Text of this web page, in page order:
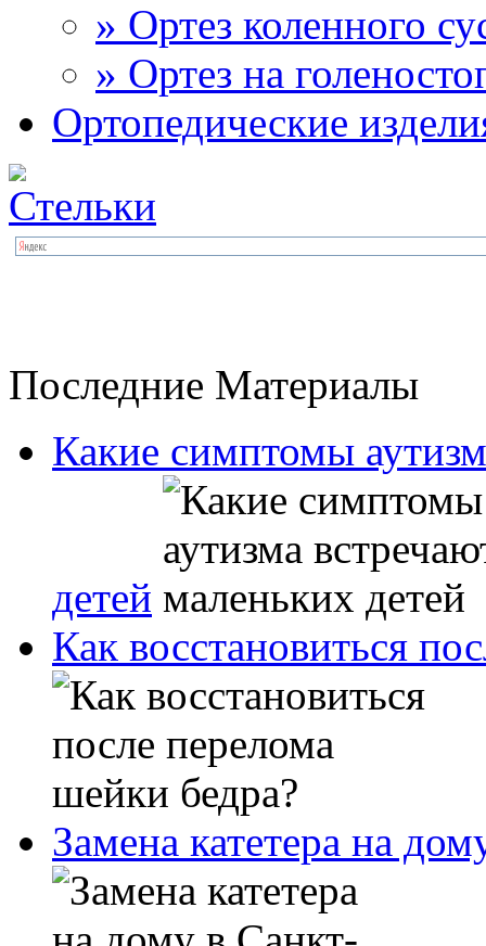
» Ортез коленного
» Ортез на
Ортопедические
Последние Материалы
Какие симптомы
детей
Как восстановиться
Замена катетера на